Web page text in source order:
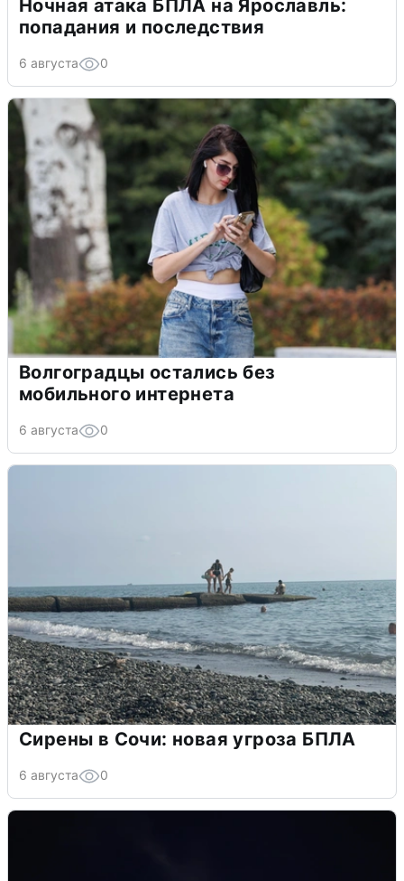
Ночная атака БПЛА на Ярославль:
попадания и последствия
6 августа 0
Волгоградцы остались без
мобильного интернета
6 августа 0
Сирены в Сочи: новая угроза БПЛА
6 августа 0